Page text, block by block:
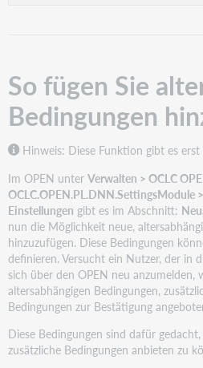
So fügen Sie
Bedingungen
Hinweis: Diese Funktion gibt es erst
Im OPEN unterVerwalten > OCLC
OCLC.OPEN.PL.DNN.SettingsModule
Einstellungen gibt es im Abschnitt:
nun die Möglichkeit neue,
hinzuzufügen. Diese Bedingungen
definieren. Versucht ein Nutzer, der in
sich über den OPEN neu anzumelden,
altersabhängigen Bedingungen,
Bedingungen zur Bestätigung
Diese Bedingungen sind dafür
zusätzliche Bedingungen anbieten zu